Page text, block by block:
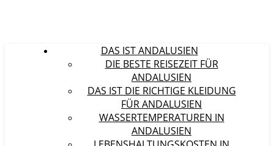
DAS IST ANDALUSIEN
DIE BESTE REISEZEIT FÜR
ANDALUSIEN
DAS IST DIE RICHTIGE KLEIDUNG
FÜR ANDALUSIEN
WASSERTEMPERATUREN IN
ANDALUSIEN